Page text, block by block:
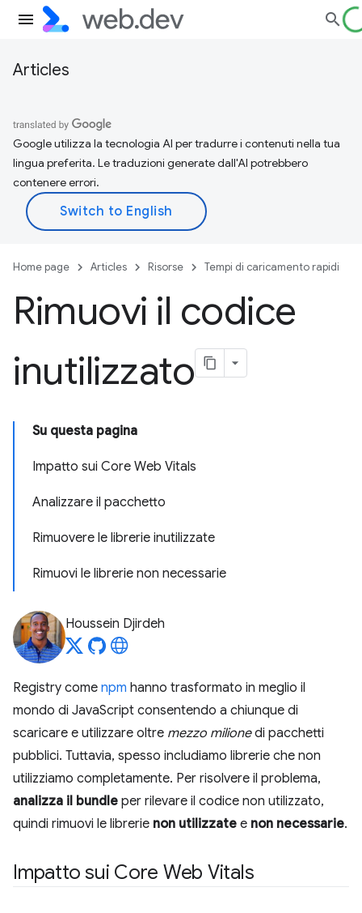
Articles
Google utilizza la tecnologia AI per tradurre i contenuti nella tua
lingua preferita. Le traduzioni generate dall'AI potrebbero
contenere errori.
Home page Articles Risorse Tempi di caricamento rapidi
Rimuovi il codice
inutilizzato
Su questa pagina
Impatto sui Core Web Vitals
Analizzare il pacchetto
Rimuovere le librerie inutilizzate
Rimuovi le librerie non necessarie
Houssein Djirdeh
Registry come npm hanno trasformato in meglio il
mondo di JavaScript consentendo a chiunque di
scaricare e utilizzare oltre mezzo milionedi pacchetti
pubblici. Tuttavia, spesso includiamo librerie che non
utilizziamo completamente. Per risolvere il problema,
analizza il bundle per rilevare il codice non utilizzato,
quindi rimuovi le librerie non utilizzate e non necessarie.
Impatto sui Core Web Vitals